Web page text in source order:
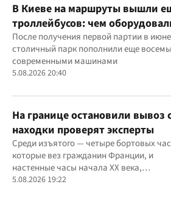
В Киеве на маршруты вышли
троллейбусов: чем
После получения первой партии в июне
столичный парк пополнили еще
современными машинами
5.08.2026 20:40
На границе остановили вывоз
находки проверят эксперты
Среди изъятого — четыре бортовых
которые вез гражданин Франции, и
настенные часы начала ХХ века,
найденные в автомобиле украинца
5.08.2026 19:22